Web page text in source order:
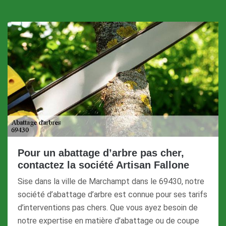
Pour un abattage d’arbre pas cher,
contactez la société Artisan Fallone
Sise dans la ville de Marchampt dans le 69430, notre
société d’abattage d’arbre est connue pour ses tarifs
d’interventions pas chers. Que vous ayez besoin de
notre expertise en matière d’abattage ou de coupe